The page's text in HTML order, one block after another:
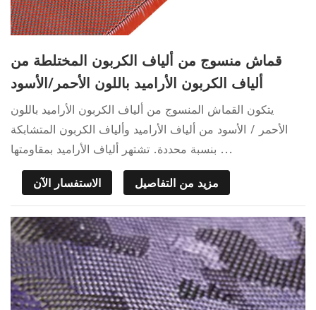
قماش منسوج من ألياف الكربون المختلطة من
ألياف الكربون الأراميد باللون الأحمر/الأسود
يتكون القماش المنسوج من ألياف الكربون الأراميد باللون
الأحمر / الأسود من ألياف الأراميد وألياف الكربون المتشابكة
بنسبة محددة. تشتهر ألياف الأراميد بمقاومتها ...
الاستفسار الآن مزيد من التفاصيل